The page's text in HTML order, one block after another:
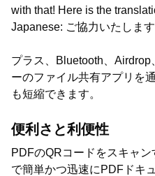
with that! Here is the
Japanese: ご協力いたします
プラス、Bluetooth、Airdrop
ーのファイル共有アプリを
も短縮できます。
便利さと利便性
PDFのQRコードをスキャ
で簡単かつ迅速にPDFドキ